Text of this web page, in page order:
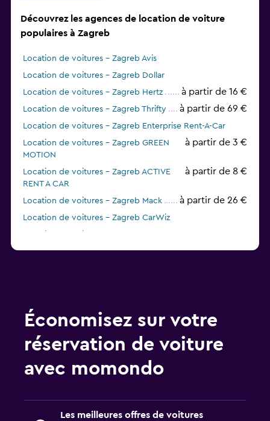
Découvrez les agences de location de voiture
populaires à Zagreb
Location de voitures - Zagreb Avis
Location de voitures - Zagreb Dollar
Location de voitures - Zagreb Hertz
à partir de 16 €
Location de voitures - Zagreb Thrifty à partir de 69 €
Location de voitures - Zagreb Enterprise Rent-A-Car
Location de voitures - Zagreb GREEN
MOTION
à partir de 3 €
Location de voitures - Zagreb ACTIVE
RENT A CAR
à partir de 8 €
Location de voitures - Zagreb Mack à partir de 26 €
Location de voitures - Zagreb CarWiz
Location de voitures - Zagreb FLEET
Économisez sur votre
réservation de voiture
avec momondo
Les meilleures offres de voitures